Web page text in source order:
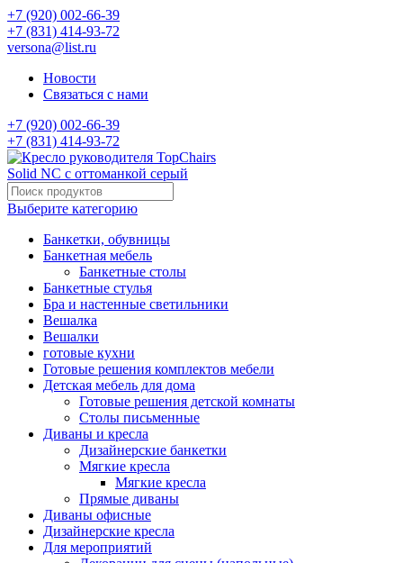
+7 (920) 002-66-39
+7 (831) 414-93-72
versona@list.ru
Новости
Связаться с нами
+7 (920) 002-66-39
+7 (831) 414-93-72
Выберите категорию
Банкетки, обувницы
Банкетная мебель
Банкетные столы
Банкетные стулья
Бра и настенные светильники
Вешалка
Вешалки
готовые кухни
Готовые решения комплектов мебели
Детская мебель для дома
Готовые решения детской комнаты
Столы письменные
Диваны и кресла
Дизайнерские банкетки
Мягкие кресла
Мягкие кресла
Прямые диваны
Диваны офисные
Дизайнерские кресла
Для мероприятий